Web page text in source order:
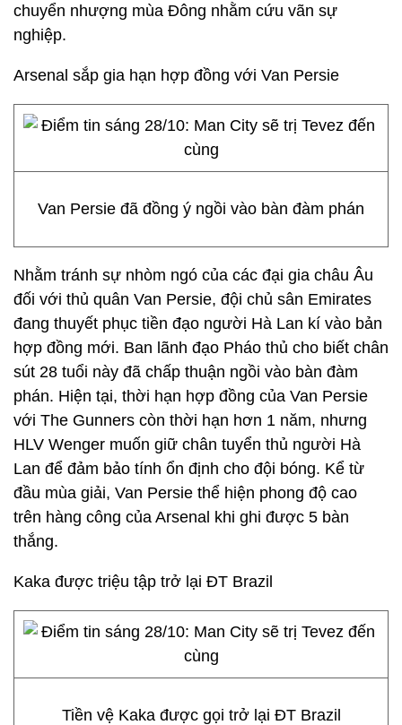
chuyển nhượng mùa Đông nhằm cứu vãn sự
nghiệp.
Arsenal sắp gia hạn hợp đồng với Van Persie
Van Persie đã đồng ý ngồi vào bàn đàm phán
Nhằm tránh sự nhòm ngó của các đại gia châu Âu
đối với thủ quân Van Persie, đội chủ sân Emirates
đang thuyết phục tiền đạo người Hà Lan kí vào bản
hợp đồng mới. Ban lãnh đạo Pháo thủ cho biết chân
sút 28 tuổi này đã chấp thuận ngồi vào bàn đàm
phán. Hiện tại, thời hạn hợp đồng của Van Persie
với The Gunners còn thời hạn hơn 1 năm, nhưng
HLV Wenger muốn giữ chân tuyển thủ người Hà
Lan để đảm bảo tính ổn định cho đội bóng. Kể từ
đầu mùa giải, Van Persie thể hiện phong độ cao
trên hàng công của Arsenal khi ghi được 5 bàn
thắng.
Kaka được triệu tập trở lại ĐT Brazil
Tiền vệ Kaka được gọi trở lại ĐT Brazil